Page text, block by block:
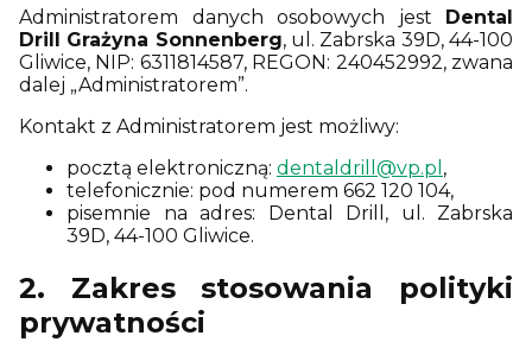
Administratorem danych osobowych jest Dental
Drill Grażyna Sonnenberg, ul. Zabrska 39D, 44-100
Gliwice, NIP: 6311814587, REGON: 240452992, zwana
dalej „Administratorem”.
Kontakt z Administratorem jest możliwy:
pocztą elektroniczną: dentaldrill@vp.pl ,
telefonicznie: pod numerem 662 120 104,
pisemnie na adres: Dental Drill, ul. Zabrska
39D, 44-100 Gliwice.
2. Zakres stosowania polityki
prywatności